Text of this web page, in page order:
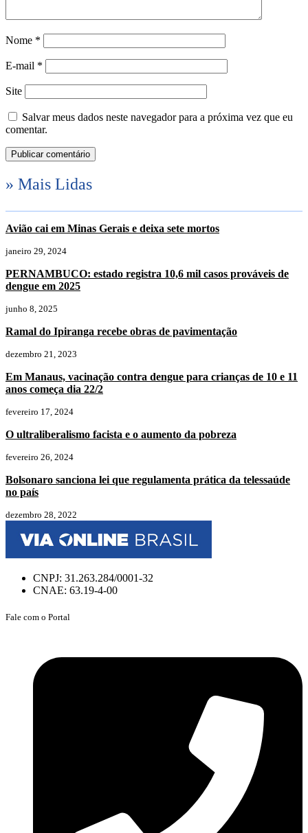
Nome *
E-mail *
Site
Salvar meus dados neste navegador para a próxima vez que eu
comentar.
» Mais Lidas
Avião cai em Minas Gerais e deixa sete mortos
janeiro 29, 2024
PERNAMBUCO: estado registra 10,6 mil casos prováveis de
dengue em 2025
junho 8, 2025
Ramal do Ipiranga recebe obras de pavimentação
dezembro 21, 2023
Em Manaus, vacinação contra dengue para crianças de 10 e 11
anos começa dia 22/2
fevereiro 17, 2024
O ultraliberalismo facista e o aumento da pobreza
fevereiro 26, 2024
Bolsonaro sanciona lei que regulamenta prática da telessaúde
no país
dezembro 28, 2022
CNPJ: 31.263.284/0001-32
CNAE: 63.19-4-00
Fale com o Portal